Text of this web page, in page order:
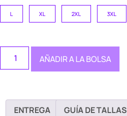
L XL 2XL 3XL
AÑADIR A LA BOLSA
ENTREGA GUÍA DE TALLAS